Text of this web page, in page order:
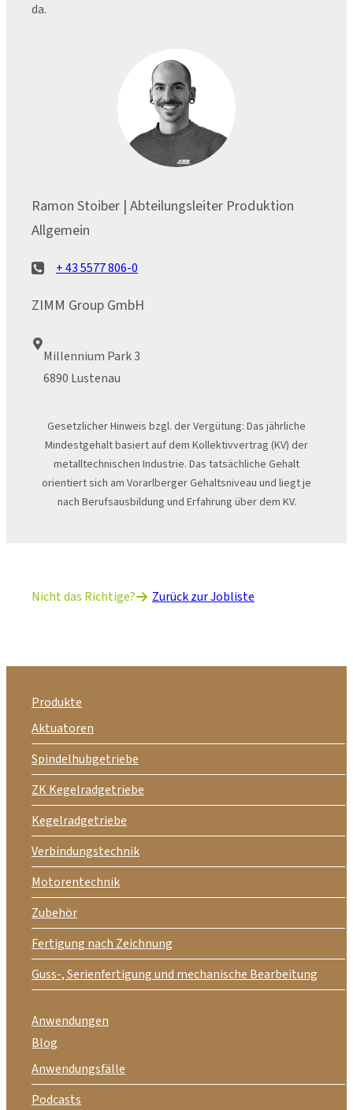
da.
Ramon Stoiber | Abteilungsleiter Produktion
Allgemein
+ 43 5577 806-0
ZIMM Group GmbH
Millennium Park 3
6890 Lustenau
Gesetzlicher Hinweis bzgl. der Vergütung: Das jährliche
Mindestgehalt basiert auf dem Kollektivvertrag (KV) der
metalltechnischen Industrie. Das tatsächliche Gehalt
orientiert sich am Vorarlberger Gehaltsniveau und liegt je
nach Berufsausbildung und Erfahrung über dem KV.
Nicht das Richtige? Zurück zur Jobliste
Produkte
Aktuatoren
Spindelhubgetriebe
ZK Kegelradgetriebe
Kegelradgetriebe
Verbindungstechnik
Motorentechnik
Zubehör
Fertigung nach Zeichnung
Guss-, Serienfertigung und mechanische Bearbeitung
Anwendungen
Blog
Anwendungsfälle
Podcasts